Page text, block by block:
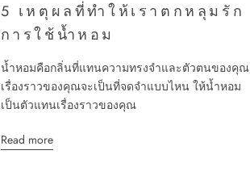
5 เหตุผลที่ทำให้เราตกหลุมรัก
การใช้น้ำหอม
น้ำหอมคือกลิ่นที่แทนความทรงจำและตัวตนของคุณ
เรื่องราวของคุณจะเป็นที่จดจำแบบไหน ให้น้ำหอม
เป็นตัวแทนเรื่องราวของคุณ
Read more